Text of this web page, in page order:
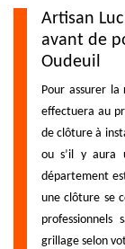
Artisan
avant de
Oudeuil
Pour assurer
effectuera au
de clôture à
ou s’il y aura
département
une clôture se
grillage selon